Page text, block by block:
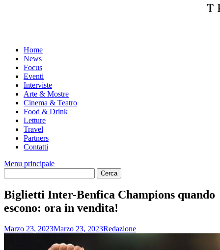
Home
News
Focus
Eventi
Interviste
Arte & Mostre
Cinema & Teatro
Food & Drink
Letture
Travel
Partners
Contatti
Menu principale
Biglietti Inter-Benfica Champions quando
escono: ora in vendita!
Marzo 23, 2023Marzo 23, 2023Redazione